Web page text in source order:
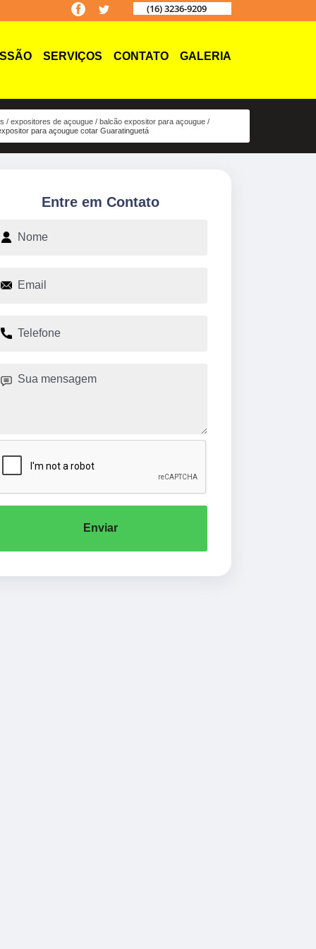
(16) 3236-9209
SERVIÇOS CONTATO GALERIA
expositores de açougue
balcão expositor para açougue
para açougue cotar Guaratinguetá
Entre em Contato
Enviar